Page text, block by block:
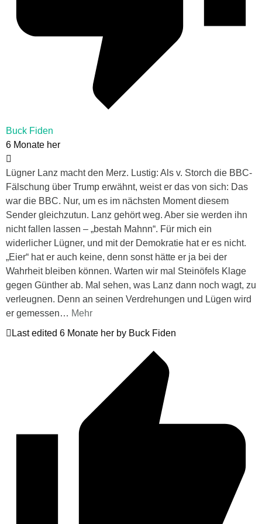
Buck Fiden
6 Monate her
Lügner Lanz macht den Merz. Lustig: Als v. Storch die BBC-
Fälschung über Trump erwähnt, weist er das von sich: Das
war die BBC. Nur, um es im nächsten Moment diesem
Sender gleichzutun. Lanz gehört weg. Aber sie werden ihn
nicht fallen lassen – „bestah Mahnn“. Für mich ein
widerlicher Lügner, und mit der Demokratie hat er es nicht.
„Eier“ hat er auch keine, denn sonst hätte er ja bei der
Wahrheit bleiben können. Warten wir mal Steinöfels Klage
gegen Günther ab. Mal sehen, was Lanz dann noch wagt, zu
verleugnen. Denn an seinen Verdrehungen und Lügen wird
er gemessen… Mehr
Last edited 6 Monate her by Buck Fiden